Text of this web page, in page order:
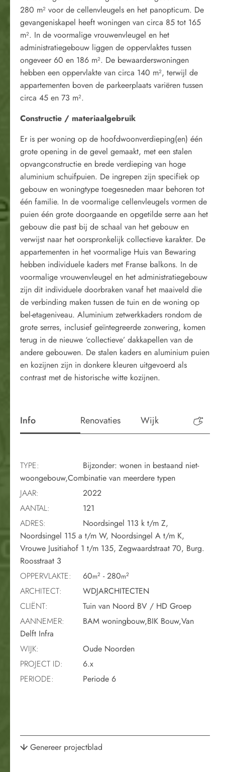
280 m² voor de cellenvleugels en het panopticum. De
gevangeniskapel heeft woningen van circa 85 tot 165
m². In de voormalige vrouwenvleugel en het
administratiegebouw liggen de oppervlaktes tussen
ongeveer 60 en 186 m². De bewaarderswoningen
hebben een oppervlakte van circa 140 m², terwijl de
appartementen boven de parkeerplaats variëren tussen
circa 45 en 73 m².
Constructie / materiaalgebruik
Er is per woning op de hoofdwoonverdieping(en) één
grote opening in de gevel gemaakt, met een stalen
opvangconstructie en brede verdieping van hoge
aluminium schuifpuien. De ingrepen zijn specifiek op
gebouw en woningtype toegesneden maar behoren tot
één familie. In de voormalige cellenvleugels vormen de
puien één grote doorgaande en opgetilde serre aan het
gebouw die past bij de schaal van het gebouw en
verwijst naar het oorspronkelijk collectieve karakter. De
appartementen in het voormalige Huis van Bewaring
hebben individuele kaders met Franse balkons. In de
voormalige vrouwenvleugel en het administratiegebouw
zijn dit individuele doorbraken vanaf het maaiveld die
de verbinding maken tussen de tuin en de woning op
bel-etageniveau. Aluminium zetwerkkaders rondom de
grote serres, inclusief geïntegreerde zonwering, komen
terug in de nieuwe ‘collectieve’ dakkapellen van de
andere gebouwen. De stalen kaders en aluminium puien
en kozijnen zijn in donkere kleuren uitgevoerd als
contrast met de historische witte kozijnen.
Info Renovaties Wijk
TYPE:
Bijzonder: wonen in bestaand niet-
woongebouw,Combinatie van meerdere typen
JAAR:
2022
AANTAL:
121
ADRES:
Noordsingel 113 k t/m Z,
Noordsingel 115 a t/m W, Noordsingel A t/m K,
Vrouwe Jusitiahof 1 t/m 135, Zegwaardstraat 70, Burg.
Roosstraat 3
OPPERVLAKTE:
60m2 - 280m2
ARCHITECT:
WDJARCHITECTEN
CLIËNT:
Tuin van Noord BV / HD Groep
AANNEMER:
BAM woningbouw,BIK Bouw,Van
Delft Infra
WIJK:
Oude Noorden
PROJECT ID:
6.x
PERIODE:
Periode 6
Genereer projectblad